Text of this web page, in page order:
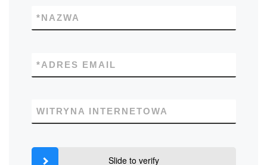
NAZWA
*
ADRES EMAIL
*
WITRYNA INTERNETOWA
Slide to verify